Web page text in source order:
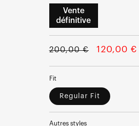
Vente
définitive
Prix
200,00 €
Prix
120,00 €
Fit
Regular Fit
Autres styles